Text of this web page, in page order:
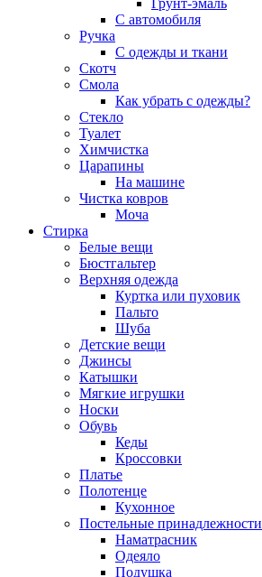
С автомобиля
Ручка
С одежды и ткани
Скотч
Смола
Как убрать с одежды?
Стекло
Туалет
Химчистка
Царапины
На машине
Чистка ковров
Моча
Стирка
Белые вещи
Бюстгальтер
Верхняя одежда
Куртка или пуховик
Пальто
Шуба
Детские вещи
Джинсы
Катышки
Мягкие игрушки
Носки
Обувь
Кеды
Кроссовки
Платье
Полотенце
Кухонное
Постельные принадлежности
Наматрасник
Одеяло
Подушка